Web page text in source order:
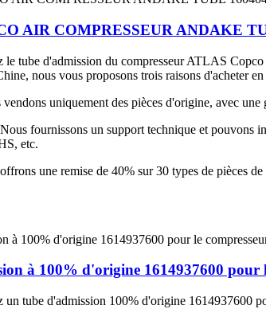
AIR COMPRESSEUR ANDAKE
le tube d'admission du compresseur ATLAS
nous vous proposons trois raisons d'acheter
uniquement des pièces d'origine, avec une
fournissons un support technique et pouvons
etc.
une remise de 40% sur 30 types de pièces
à 100% d'origine 1614937600 pour
un tube d'admission 100% d'origine 1614937600